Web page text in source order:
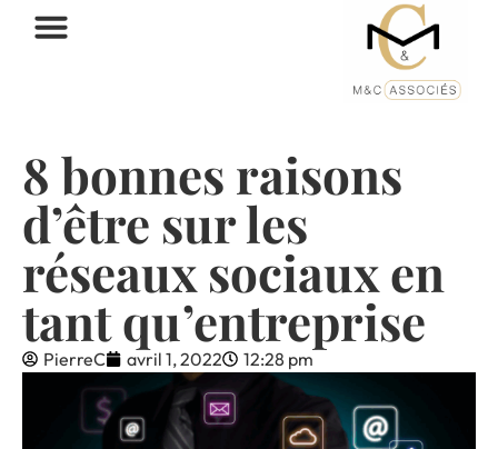
8 bonnes raisons
d’être sur les
réseaux sociaux en
tant qu’entreprise
PierreC avril 1, 2022 12:28 pm